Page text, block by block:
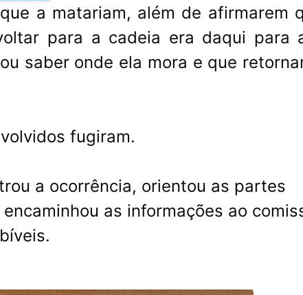
a matariam, além de afirmarem
para a cadeia era daqui para
saber onde ela mora e que
fugiram.
a ocorrência, orientou as partes
as informações ao